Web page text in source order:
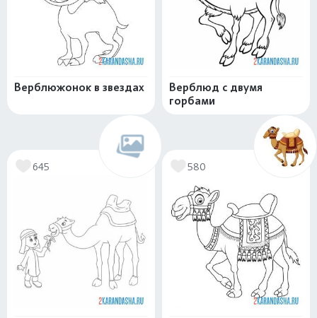
Верблюжонок в звездах
Верблюд с двумя
горбами
645 580